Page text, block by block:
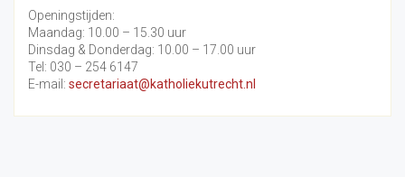
Openingstijden:
Maandag: 10.00 – 15.30 uur
Dinsdag & Donderdag: 10.00 – 17.00 uur
Tel: 030 – 254 6147
E-mail: secretariaat@katholiekutrecht.nl